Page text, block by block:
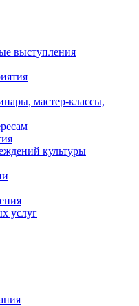
выступления
мастер-классы,
культуры
услуг